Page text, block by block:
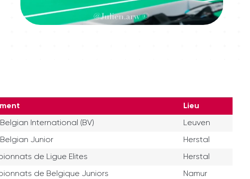
Lieu
International (BV)
Leuven
Junior
Herstal
de Ligue Elites
Herstal
de Belgique Juniors
Namur